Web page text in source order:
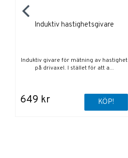
Induktiv hastighetsgivare
Induktiv givare för mätning av hastighet
på drivaxel. I stället för att a...
649 kr KÖP!